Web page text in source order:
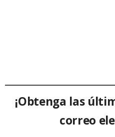
¡Obtenga las
correo